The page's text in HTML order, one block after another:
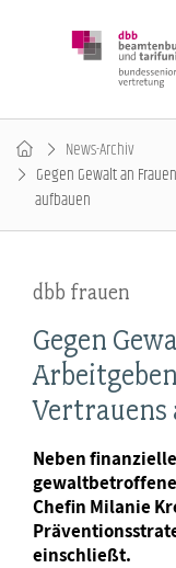
News-Archiv
Gegen Gewalt an
aufbauen
dbb frauen
Gegen
Vertrauens
Neben
Chefin Milanie
einschließt.